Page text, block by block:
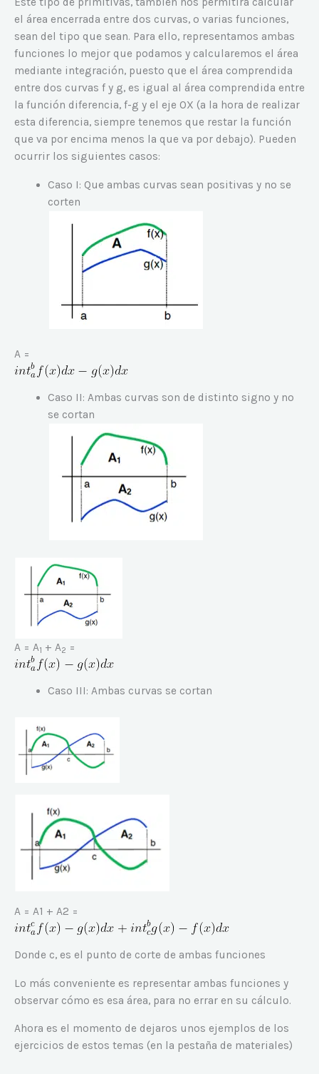
el área encerrada entre dos curvas, o varias funciones,
sean del tipo que sean. Para ello, representamos ambas
funciones lo mejor que podamos y calcularemos el área
mediante integración, puesto que el área comprendida
entre dos curvas f y g, es igual al área comprendida entre
la función diferencia, f-g y el eje OX (a la hora de realizar
esta diferencia, siempre tenemos que restar la función
que va por encima menos la que va por debajo). Pueden
ocurrir los siguientes casos:
Caso I: Que ambas curvas sean positivas y no se
corten
A =
Caso II: Ambas curvas son de distinto signo y no
se cortan
A = A1 + A2 =
Caso III: Ambas curvas se cortan
A = A1 + A2 =
Donde c, es el punto de corte de ambas funciones
Lo más conveniente es representar ambas funciones y
observar cómo es esa área, para no errar en su cálculo.
Ahora es el momento de dejaros unos ejemplos de los
ejercicios de estos temas (en la pestaña de materiales)